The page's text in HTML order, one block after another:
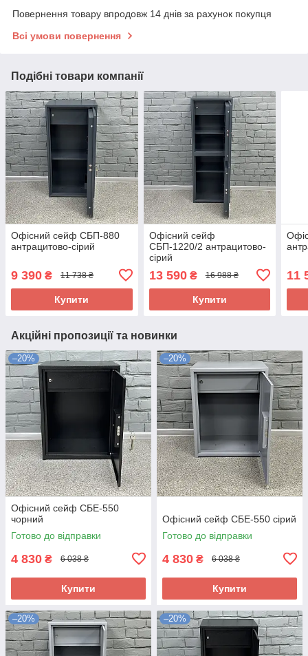
Повернення товару впродовж 14 днів за рахунок покупця
Всі умови повернення
Подібні товари компанії
Офісний сейф CБП-880
антрацитово-сірий
9 390 ₴ 11 738 ₴
Купити
Офісний сейф
CБП-1220/2 антрацитово-
сірий
13 590₴ 16 988 ₴
Купити
11
Акційні пропозиції та новинки
–20%
Офісний сейф СБЕ-550
чорний
Готово до відправки
4 830 ₴ 6 038 ₴
Купити
–20%
Офісний сейф СБЕ-550 сірий
Готово до відправки
4 830 ₴ 6 038 ₴
Купити
–20% –20%